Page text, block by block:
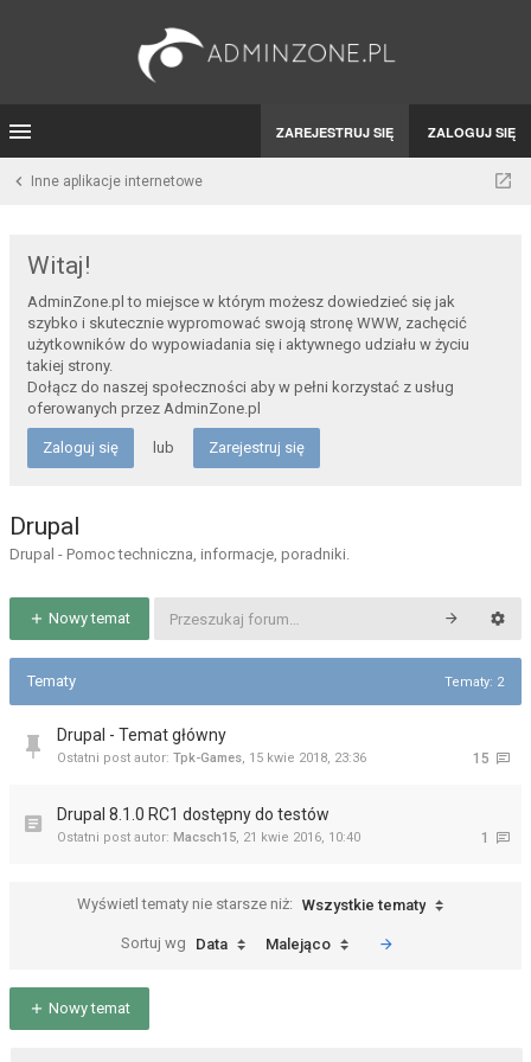
ZAREJESTRUJ SIĘ ZALOGUJ SIĘ
Inne aplikacje internetowe
Witaj!
AdminZone.pl to miejsce w którym możesz dowiedzieć się jak
szybko i skutecznie wypromować swoją stronę WWW, zachęcić
użytkowników do wypowiadania się i aktywnego udziału w życiu
takiej strony.
Dołącz do naszej społeczności aby w pełni korzystać z usług
oferowanych przez AdminZone.pl
Zaloguj się lub Zarejestruj się
Drupal
Drupal - Pomoc techniczna, informacje, poradniki.
Nowy temat
Tematy Tematy: 2
Drupal - Temat główny
15
Ostatni post autor: Tpk-Games, 15 kwie 2018, 23:36
Drupal 8.1.0 RC1 dostępny do testów
1
Ostatni post autor: Macsch15, 21 kwie 2016, 10:40
Wyświetl tematy nie starsze niż: Wszystkie tematy
Sortuj wg Data Malejąco
Nowy temat